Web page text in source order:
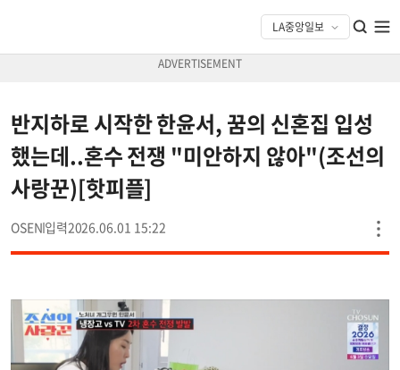
반지하로 시작한 한윤서, 꿈의 신혼집 입성
했는데..혼수 전쟁 "미안하지 않아"(조선의
사랑꾼)[핫피플]
OSEN 2026.06.01 15:22